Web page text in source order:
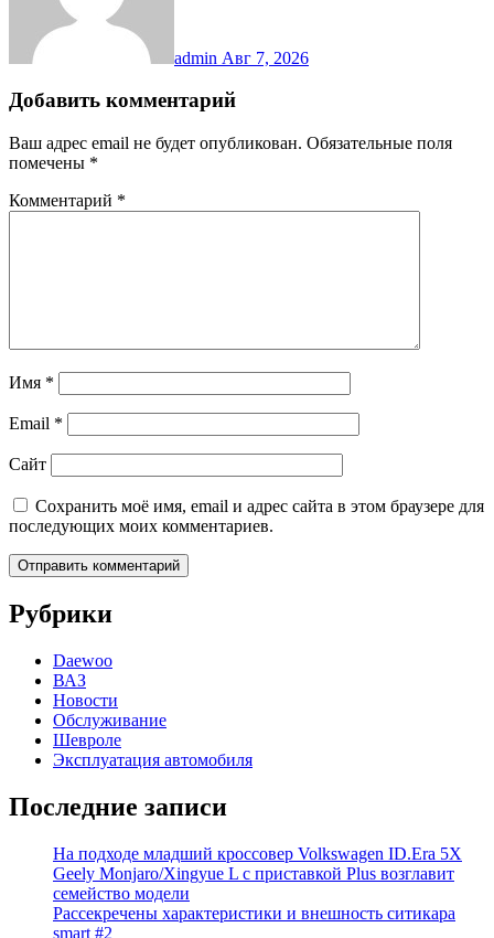
admin Авг 7, 2026
Добавить комментарий
Ваш адрес email не будет опубликован. Обязательные поля
помечены *
Комментарий *
Имя *
Email *
Сайт
Сохранить моё имя, email и адрес сайта в этом браузере для
последующих моих комментариев.
Рубрики
Daewoo
ВАЗ
Новости
Обслуживание
Шевроле
Эксплуатация автомобиля
Последние записи
На подходе младший кроссовер Volkswagen ID.Era 5X
Geely Monjaro/Xingyue L с приставкой Plus возглавит
семейство модели
Рассекречены характеристики и внешность ситикара
smart #2